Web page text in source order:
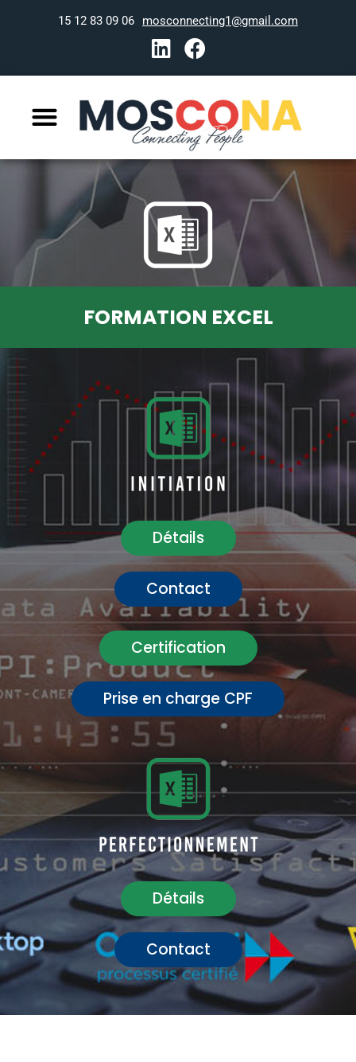
mosconnecting1@gmail.com
06 09 83 12 15
FORMATION EXCEL
Détails
Contact
Certification
Prise en charge CPF
Détails
Contact